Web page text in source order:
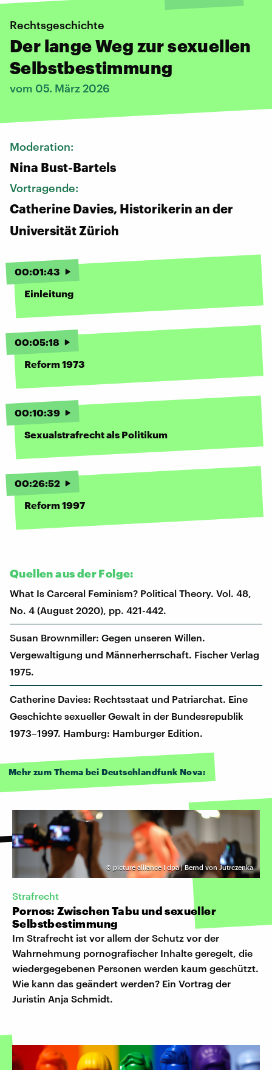
Rechtsgeschichte
Der lange Weg zur sexuellen
Selbstbestimmung
vom 05. März 2026
Moderation:
Nina Bust-Bartels
Vortragende:
Catherine Davies, Historikerin an der
Universität Zürich
00:01:43
Einleitung
00:05:18
Reform 1973
00:10:39
Sexualstrafrecht als Politikum
00:26:52
Reform 1997
Quellen aus der Folge:
What Is Carceral Feminism? Political Theory. Vol. 48,
No. 4 (August 2020), pp. 421-442.
Susan Brownmiller: Gegen unseren Willen.
Vergewaltigung und Männerherrschaft. Fischer Verlag
1975.
Catherine Davies: Rechtsstaat und Patriarchat. Eine
Geschichte sexueller Gewalt in der Bundesrepublik
1973–1997. Hamburg: Hamburger Edition.
Mehr zum Thema bei Deutschlandfunk Nova:
© picture alliance I dpa | Bernd von Jutrczenka
Strafrecht
Pornos: Zwischen Tabu und sexueller
Selbstbestimmung
Im Strafrecht ist vor allem der Schutz vor der
Wahrnehmung pornografischer Inhalte geregelt, die
wiedergegebenen Personen werden kaum geschützt.
Wie kann das geändert werden? Ein Vortrag der
Juristin Anja Schmidt.